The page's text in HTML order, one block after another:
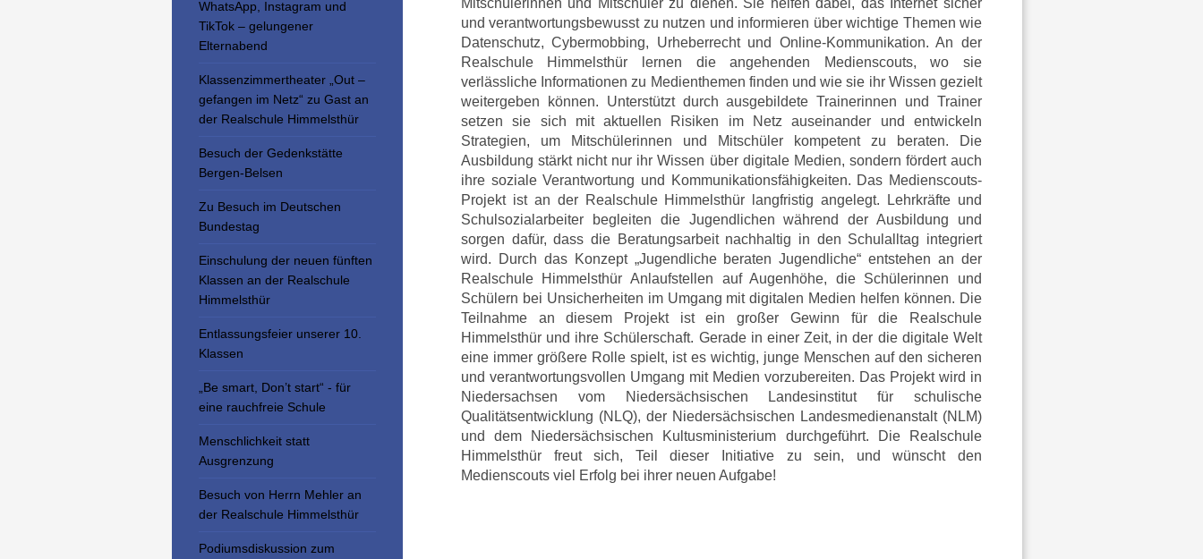
und verantwortungsbewusst zu nutzen und informieren über wichtige Themen wie
Datenschutz, Cybermobbing, Urheberrecht und Online-Kommunikation. An der
Realschule Himmelsthür lernen die angehenden Medienscouts, wo sie
verlässliche Informationen zu Medienthemen finden und wie sie ihr Wissen gezielt
weitergeben können. Unterstützt durch ausgebildete Trainerinnen und Trainer
setzen sie sich mit aktuellen Risiken im Netz auseinander und entwickeln
Strategien, um Mitschülerinnen und Mitschüler kompetent zu beraten. Die
Ausbildung stärkt nicht nur ihr Wissen über digitale Medien, sondern fördert auch
ihre soziale Verantwortung und Kommunikationsfähigkeiten. Das Medienscouts-
Projekt ist an der Realschule Himmelsthür langfristig angelegt. Lehrkräfte und
Schulsozialarbeiter begleiten die Jugendlichen während der Ausbildung und
sorgen dafür, dass die Beratungsarbeit nachhaltig in den Schulalltag integriert
wird. Durch das Konzept „Jugendliche beraten Jugendliche“ entstehen an der
Realschule Himmelsthür Anlaufstellen auf Augenhöhe, die Schülerinnen und
Schülern bei Unsicherheiten im Umgang mit digitalen Medien helfen können. Die
Teilnahme an diesem Projekt ist ein großer Gewinn für die Realschule
Himmelsthür und ihre Schülerschaft. Gerade in einer Zeit, in der die digitale Welt
eine immer größere Rolle spielt, ist es wichtig, junge Menschen auf den sicheren
und verantwortungsvollen Umgang mit Medien vorzubereiten. Das Projekt wird in
Niedersachsen vom Niedersächsischen Landesinstitut für schulische
Qualitätsentwicklung (NLQ), der Niedersächsischen Landesmedienanstalt (NLM)
und dem Niedersächsischen Kultusministerium durchgeführt. Die Realschule
Himmelsthür freut sich, Teil dieser Initiative zu sein, und wünscht den
Medienscouts viel Erfolg bei ihrer neuen Aufgabe!
WhatsApp, Instagram und
TikTok – gelungener
Elternabend
Klassenzimmertheater „Out –
gefangen im Netz“ zu Gast an
der Realschule Himmelsthür
Besuch der Gedenkstätte
Bergen-Belsen
Zu Besuch im Deutschen
Bundestag
Einschulung der neuen fünften
Klassen an der Realschule
Himmelsthür
Entlassungsfeier unserer 10.
Klassen
„Be smart, Don’t start“ - für
eine rauchfreie Schule
Menschlichkeit statt
Ausgrenzung
Besuch von Herrn Mehler an
der Realschule Himmelsthür
Podiumsdiskussion zum